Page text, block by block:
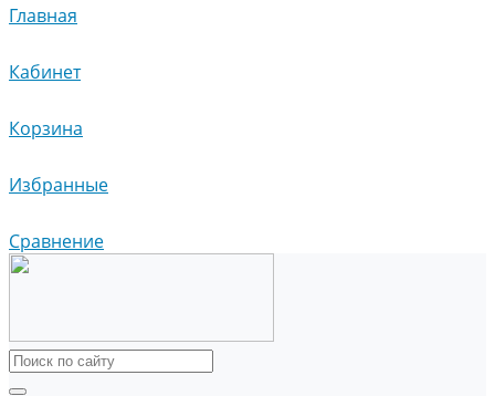
Главная
Кабинет
Корзина
Избранные
Сравнение